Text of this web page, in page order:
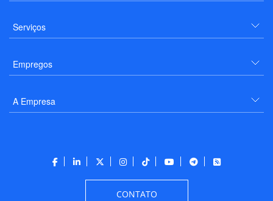
Serviços
Empregos
A Empresa
CONTATO